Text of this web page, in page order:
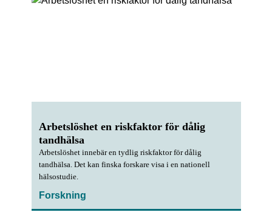
Arbetslöshet en riskfaktor för dålig
tandhälsa
Arbetslöshet innebär en tydlig riskfaktor för dålig
tandhälsa. Det kan finska forskare visa i en nationell
hälsostudie.
Forskning